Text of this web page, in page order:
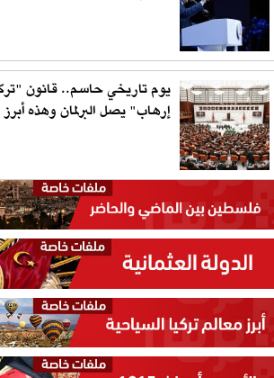
يوم تاريخي حاسم.. قانون
إرهاب" يصل البرلمان وهذه